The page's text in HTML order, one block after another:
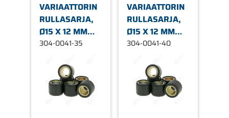
VARIAATTORIN
RULLASARJA,
Ø15 X 12 MM
3,5G
304-0041-35
VARIAATTORIN
RULLASARJA,
Ø15 X 12 MM
4,0G
304-0041-40